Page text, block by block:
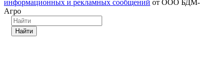
информационных и рекламных сообщений от ООО БДМ-
Агро
Найти